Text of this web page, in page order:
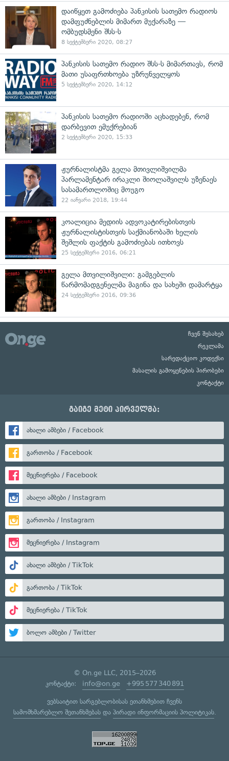
დაიწყეთ გამოძიება პანკისის სათემო რადიოს
დამფუძნებლის მიმართ მუქარაზე —
ომბუდსმენი შსს-ს
8 სექტემბერი 2020, 08:27
პანკისის სათემო რადიო შსს-ს მიმართავს, რომ
მათი უსაფრთხოება უზრუნველყოს
5 სექტემბერი 2020, 14:12
პანკისის სათემო რადიოში აცხადებენ, რომ
დარბევით ემუქრებიან
2 სექტემბერი 2020, 15:33
ჟურნალისტმა გელა მთივლიშვილმა
პარლამენტარ ირაკლი შიოლაშვილს უზენაეს
სასამართლოშიც მოუგო
22 იანვარი 2018, 19:44
კოალიცია მედიის ადვოკატირებისთვის
ჟურნალისტისთვის საქმიანობაში ხელის
შეშლის ფაქტის გამოძიებას ითხოვს
25 სექტემბერი 2016, 06:21
გელა მთვილიშვილი: გამგებლის
წარმომადგენელმა მაგინა და სახეში დამარტყა
24 სექტემბერი 2016, 09:36
ჩვენ შესახებ
რეკლამა
სარედაქციო კოდექსი
მასალის გამოყენების პირობები
კონტაქტი
გაიგე მეტი პირველმა:
ახალი ამბები / Facebook
გართობა / Facebook
მეცნიერება / Facebook
ახალი ამბები / Instagram
გართობა / Instagram
მეცნიერება / Instagram
ახალი ამბები / TikTok
გართობა / TikTok
მეცნიერება / TikTok
ბოლო ამბები / Twitter
© On.ge LLC, 2015–2026
კონტაქტი: info@on.ge +995 577 340 891
ვებსაიტით სარგებლობისას ეთანხმებით ჩვენს
სამომხმარებლო შეთანხმებასდა პირადი ინფორმაციის პოლიტიკას.